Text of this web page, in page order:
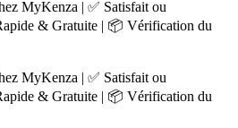
MyKenza | ✅ Satisfait ou
& Gratuite | 📦 Vérification du
MyKenza | ✅ Satisfait ou
& Gratuite | 📦 Vérification du